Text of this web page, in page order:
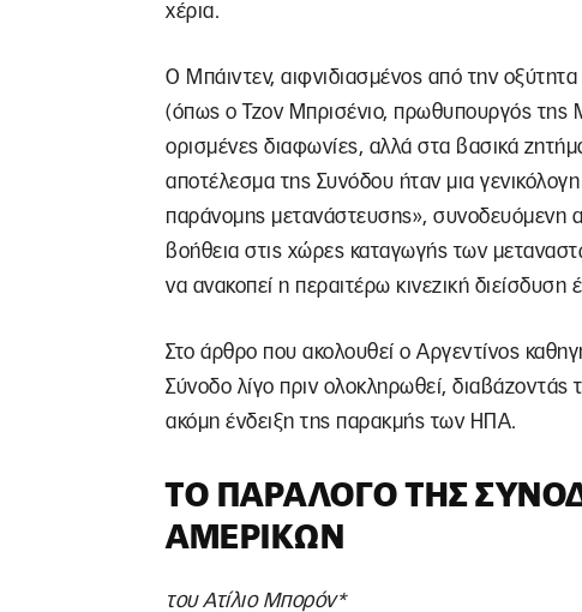
χέρια.
Ο Μπάιντεν, αιφνιδιασμένος από την
(όπως ο Τζον Μπρισένιο, πρωθυπουργός της
ορισμένες διαφωνίες, αλλά στα βασικά
αποτέλεσμα της Συνόδου ήταν μια
παράνομης μετανάστευσης», συνοδευόμενη
βοήθεια στις χώρες καταγωγής των
να ανακοπεί η περαιτέρω κινεζική
Στο άρθρο που ακολουθεί ο Αργεντίνος
Σύνοδο λίγο πριν ολοκληρωθεί, διαβάζοντάς
ακόμη ένδειξη της παρακμής των ΗΠΑ.
ΤΟ ΠΑΡΆΛΟΓΟ ΤΗΣ
ΑΜΕΡΙΚΏΝ
του Ατίλιο Μπορόν*